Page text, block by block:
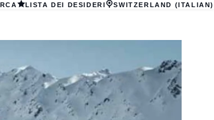
LISTA DEI DESIDERI SWITZERLAND (ITALIAN)